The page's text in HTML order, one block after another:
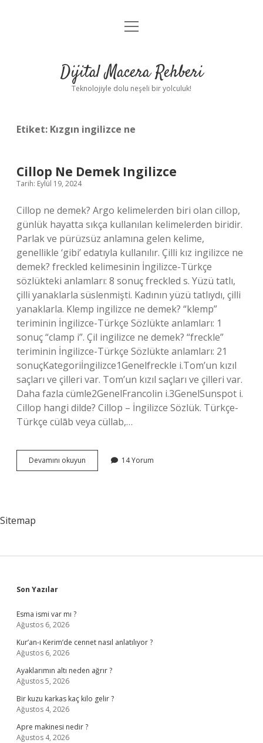
Anasayfa
Yasal Uyarı
menüyü
Dijital Macera Rehberi
Teknolojiyle dolu neşeli bir yolculuk!
Etiket: Kızgın ingilizce ne
Cillop Ne Demek Ingilizce
Tarih: Eylül 19, 2024
Cillop ne demek? Argo kelimelerden biri olan cillop,
günlük hayatta sıkça kullanılan kelimelerden biridir.
Parlak ve pürüzsüz anlamına gelen kelime,
genellikle ‘gibi’ edatıyla kullanılır. Çilli kız ingilizce ne
demek? freckled kelimesinin İngilizce-Türkçe
sözlükteki anlamları: 8 sonuç freckled s. Yüzü tatlı,
çilli yanaklarla süslenmişti. Kadının yüzü tatlıydı, çilli
yanaklarla. Klemp ingilizce ne demek? “klemp”
teriminin İngilizce-Türkçe Sözlükte anlamları: 1
sonuç “clamp i”. Çil ingilizce ne demek? “freckle”
teriminin İngilizce-Türkçe Sözlükte anlamları: 21
sonuçKategoriİngilizce1Genelfreckle i.Tom’un kızıl
saçları ve çilleri var. Tom’un kızıl saçları ve çilleri var.
Daha fazla cümle2GenelFrancolin i.3GenelSunspot i.
Cillop hangi dilde? Cillop – İngilizce Sözlük. Türkçe-
Türkçe cülāb veya cüllab,…
Devamını okuyun
Ne
14 Yorum
Sitemap
Sidebar
Son Yazılar
Esma ismi var mı ?
Ağustos 6, 2026
Kur’an-ı Kerim’de cennet nasıl anlatılıyor ?
Ağustos 6, 2026
Ayaklarımın altı neden ağrır ?
Ağustos 5, 2026
Bir kuzu karkas kaç kilo gelir ?
Ağustos 4, 2026
Apre makinesi nedir ?
Ağustos 4, 2026